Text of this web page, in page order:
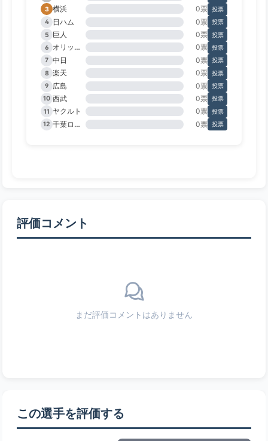
3 横浜 0票 投票
4
日ハム 0票 投票
5
巨人 0票 投票
6
オリックス 0票 投票
7 中日 0票 投票
8 楽天 0票 投票
9
広島 0票 投票
10 西武 0票 投票
11 ヤクルト 0票 投票
12
千葉ロッテ 0票 投票
評価コメント
まだ評価コメントはありません
この選手を評価する